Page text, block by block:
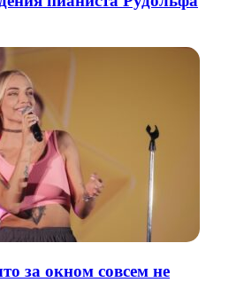
за окном совсем не